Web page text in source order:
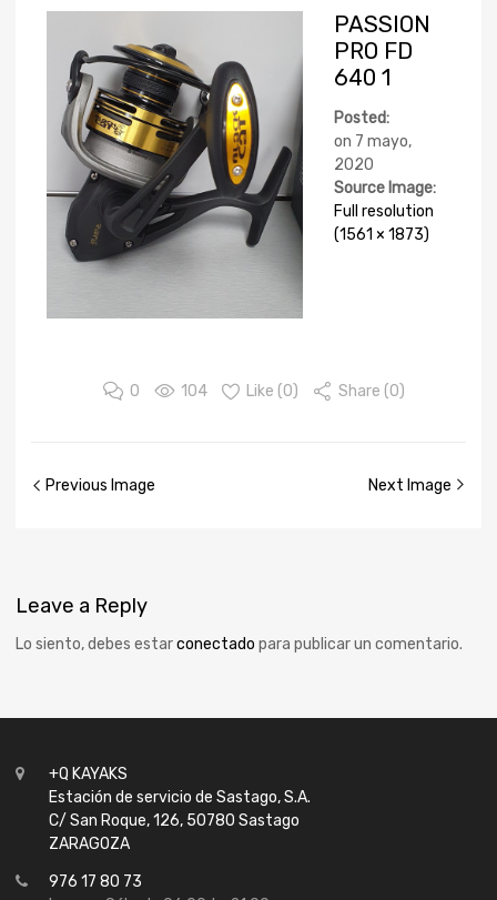
PASSION
PRO FD
640 1
Posted:
on 7 mayo,
2020
Source Image:
Full resolution
(1561 × 1873)
0 104 Like (0) Share (0)
Previous Image Next Image
Leave a Reply
Lo siento, debes estarconectado para publicar un comentario.
+Q KAYAKS
Estación de servicio de Sastago, S.A.
C/ San Roque, 126, 50780 Sastago
ZARAGOZA
976 17 80 73